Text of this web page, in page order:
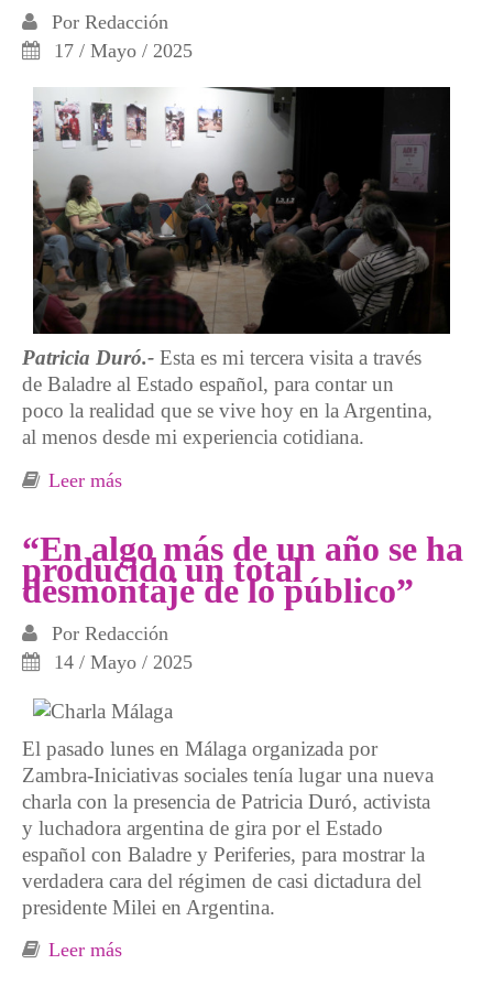
Por Redacción
17 / Mayo / 2025
Patricia Duró.- Esta es mi tercera visita a través
de Baladre al Estado español, para contar un
poco la realidad que se vive hoy en la Argentina,
al menos desde mi experiencia cotidiana.
Leer más
“En algo más de un año se ha
producido un total
desmontaje de lo público”
Por Redacción
14 / Mayo / 2025
El pasado lunes en Málaga organizada por
Zambra-Iniciativas sociales tenía lugar una nueva
charla con la presencia de Patricia Duró, activista
y luchadora argentina de gira por el Estado
español con Baladre y Periferies, para mostrar la
verdadera cara del régimen de casi dictadura del
presidente Milei en Argentina.
Leer más